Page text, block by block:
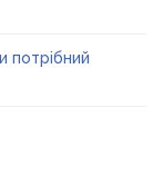
потрібний